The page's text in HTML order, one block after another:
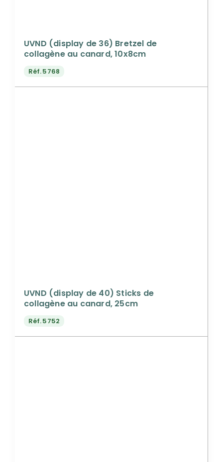
UVND (display de 36) Bretzel de
collagène au canard, 10x8cm
Réf.5768
UVND (display de 40) Sticks de
collagène au canard, 25cm
Réf.5752